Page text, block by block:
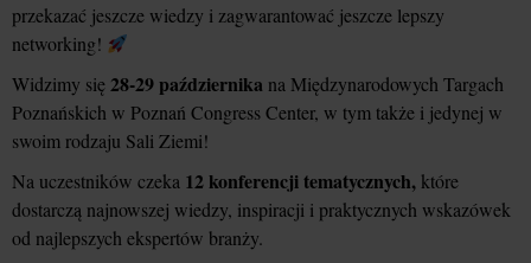
przekazać jeszcze wiedzy i zagwarantować jeszcze lepszy
networking!
Widzimy się28-29 października na Międzynarodowych Targach
Poznańskich w Poznań Congress Center, w tym także i jedynej w
swoim rodzaju Sali Ziemi!
Na uczestników czeka 12 konferencji tematycznych, które
dostarczą najnowszej wiedzy, inspiracji i praktycznych wskazówek
od najlepszych ekspertów branży.